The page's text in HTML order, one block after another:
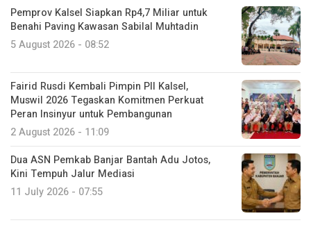
Pemprov Kalsel Siapkan Rp4,7 Miliar untuk
Benahi Paving Kawasan Sabilal Muhtadin
5 August 2026 - 08:52
Fairid Rusdi Kembali Pimpin PII Kalsel,
Muswil 2026 Tegaskan Komitmen Perkuat
Peran Insinyur untuk Pembangunan
2 August 2026 - 11:09
Dua ASN Pemkab Banjar Bantah Adu Jotos,
Kini Tempuh Jalur Mediasi
11 July 2026 - 07:55